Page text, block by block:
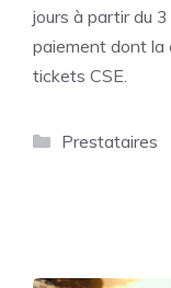
jours à partir du
paiement dont la
tickets CSE.
Catégories
Prestataires